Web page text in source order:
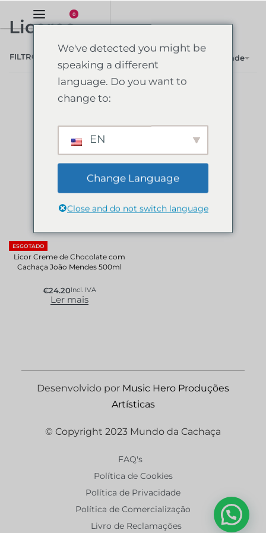
0
Licores
Ordenar por popularidade
FILTRO
ESGOTADO
Licor Creme de Chocolate com
Cachaça João Mendes 500ml
€24.20Incl. IVA
Ler mais
Desenvolvido por Music Hero Produções
Artísticas
© Copyright 2023 Mundo da Cachaça
FAQ's
Política de Cookies
Política de Privacidade
Política de Comercialização
Livro de Reclamações
We've detected you might be
speaking a different
language. Do you want to
change to:
EN
Change Language
Close and do not switch language